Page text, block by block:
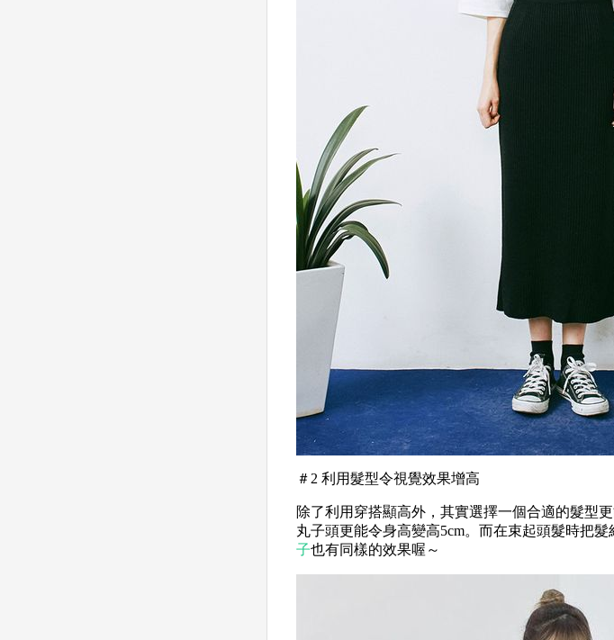
＃2 利用髮型令視覺效果增高
除了利用穿搭顯高外，其實選擇一個合適的髮型
丸子頭更能令身高變高5cm。而在束起頭髮時把
子也有同樣的效果喔～